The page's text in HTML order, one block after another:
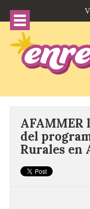
AFAMMER
del
Rurales en